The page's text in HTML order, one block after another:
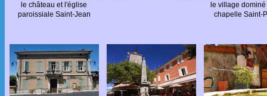
le château et l'église
paroissiale Saint-Jean
le village
chapelle Saint-